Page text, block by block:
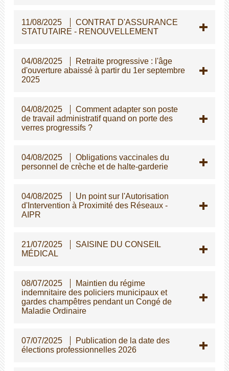
11/08/2025
CONTRAT D'ASSURANCE
STATUTAIRE - RENOUVELLEMENT
04/08/2025
Retraite progressive : l'âge
d'ouverture abaissé à partir du 1er septembre
2025
04/08/2025
Comment adapter son poste
de travail administratif quand on porte des
verres progressifs ?
04/08/2025
Obligations vaccinales du
personnel de crèche et de halte-garderie
04/08/2025
Un point sur l'Autorisation
d'Intervention à Proximité des Réseaux -
AIPR
21/07/2025
SAISINE DU CONSEIL
MÉDICAL
08/07/2025
Maintien du régime
indemnitaire des policiers municipaux et
gardes champêtres pendant un Congé de
Maladie Ordinaire
07/07/2025
Publication de la date des
élections professionnelles 2026